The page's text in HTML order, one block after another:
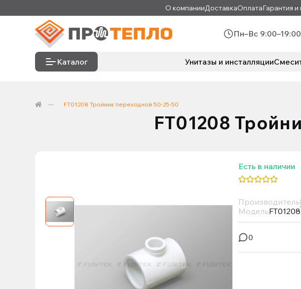
О компанииДоставкаОплатаГарантия и
Пн–Вс 9:00–19:00
Каталог Унитазы и инсталляции
FT01208 Тройник переходной 50-25-50
FT01208
Есть в наличии
Производитель
Модель
0